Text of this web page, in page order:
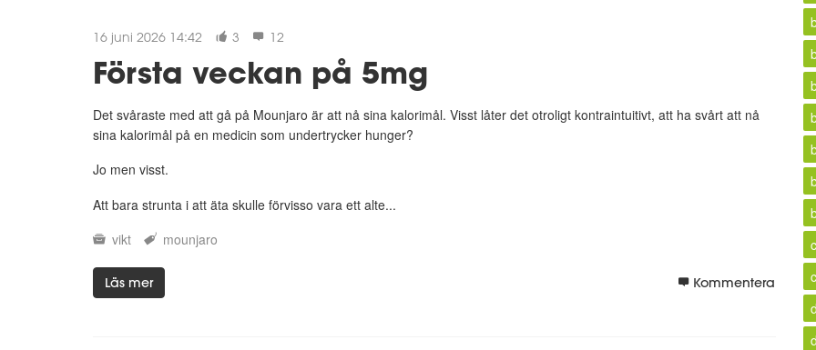
16 juni 2026 14:42 3 12
Första veckan på 5mg
Det svåraste med att gå på Mounjaro är att nå sina kalorimål. Visst låter det otroligt kontraintuitivt, att ha svårt att nå
sina kalorimål på en medicin som undertrycker hunger?
Jo men visst.
Att bara strunta i att äta skulle förvisso vara ett alte...
vikt
mounjaro
Läs mer Kommentera